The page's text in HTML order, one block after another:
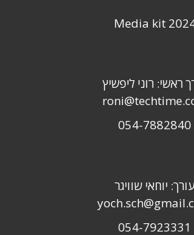
Media kit
ראשי: רוני ליפשיץ
054-7882840
עורך: יוחאי שוויגר
054-7923331